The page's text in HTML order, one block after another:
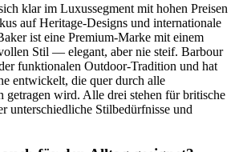
klar im Luxussegment mit hohen Preisen
auf Heritage-Designs und internationale
ist eine Premium-Marke mit einem
Stil — elegant, aber nie steif. Barbour
funktionalen Outdoor-Tradition und hat
entwickelt, die quer durch alle
getragen wird. Alle drei stehen für britische
unterschiedliche Stilbedürfnisse und